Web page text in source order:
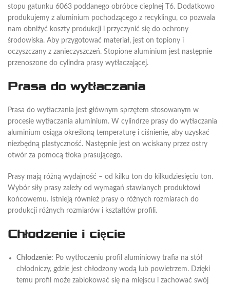
stopu gatunku 6063 poddanego obróbce cieplnej T6. Dodatkowo
produkujemy z aluminium pochodzącego z recyklingu, co pozwala
nam obniżyć koszty produkcji i przyczynić się do ochrony
środowiska. Aby przygotować materiał, jest on topiony i
oczyszczany z zanieczyszczeń. Stopione aluminium jest następnie
przenoszone do cylindra prasy wytłaczającej.
Prasa do wytłaczania
Prasa do wytłaczania jest głównym sprzętem stosowanym w
procesie wytłaczania aluminium. W cylindrze prasy do wytłaczania
aluminium osiąga określoną temperaturę i ciśnienie, aby uzyskać
niezbędną plastyczność. Następnie jest on wciskany przez ostry
otwór za pomocą tłoka prasującego.
Prasy mają różną wydajność – od kilku ton do kilkudziesięciu ton.
Wybór siły prasy zależy od wymagań stawianych produktowi
końcowemu. Istnieją również prasy o różnych rozmiarach do
produkcji różnych rozmiarów i kształtów profili.
Chłodzenie i cięcie
Chłodzenie: Po wytłoczeniu profil aluminiowy trafia na stół
chłodniczy, gdzie jest chłodzony wodą lub powietrzem. Dzięki
temu profil może zablokować się na miejscu i zachować swój